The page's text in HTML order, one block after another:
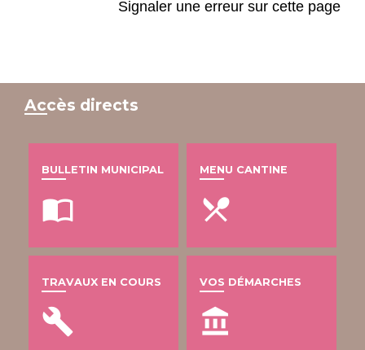
Signaler une erreur sur cette page
Accès directs
BULLETIN MUNICIPAL
import_contacts
MENU CANTINE
local_dining
TRAVAUX EN COURS
build
VOS DÉMARCHES
account_balance